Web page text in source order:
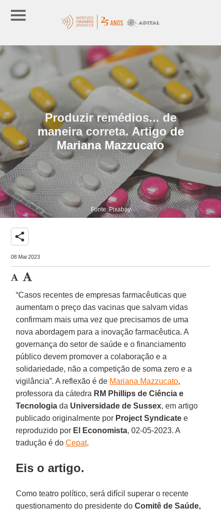
Produzir remédios... de
maneira correta. Artigo de
Mariana Mazzucato
Fonte: Pixabay
share
08 Mai 2023
“Casos recentes de empresas farmacêuticas que
aumentam o preço das vacinas que salvam vidas
confirmam mais uma vez que precisamos de uma
nova abordagem para a inovação farmacêutica. A
governança do setor de saúde e o financiamento
público devem promover a colaboração e a
solidariedade, não a competição de soma zero e a
vigilância”. A reflexão é de Mariana Mazzucato,
professora da cátedra RM Phillips de Ciência e
Tecnologia da Universidade de Sussex, em artigo
publicado originalmente por Project Syndicate e
reproduzido por El Economista, 02-05-2023. A
tradução é doCepat.
Eis o artigo.
Como teatro político, será difícil superar o recente
questionamento do presidente doComitê de Saúde,